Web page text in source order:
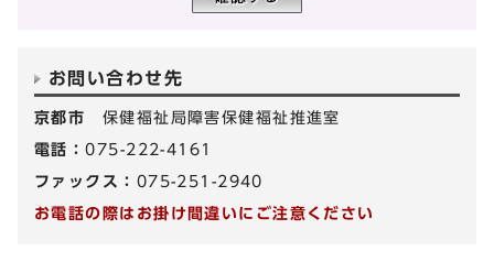
お問い合わせ先
京都市 保健福祉局障害保健福祉推進室
電話：075-222-4161
ファックス： 075-251-2940
お電話の際はお掛け間違いにご注意ください